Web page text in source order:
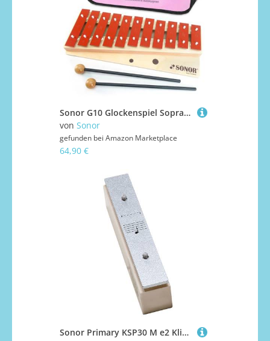
Sonor G10 Glockenspiel Sopran + keepdrum Tasche Bag Pink
von Sonor
gefunden bei Amazon Marketplace
64,90 €
Sonor Primary KSP30 M e2 Klingende Stäbe